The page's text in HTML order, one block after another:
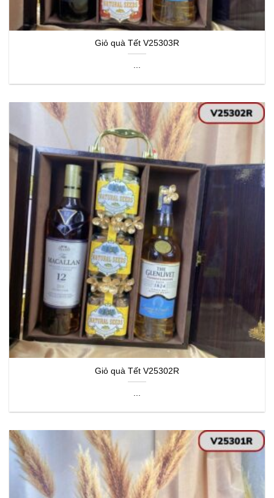
Giỏ quà Tết V25303R
...
Giỏ quà Tết V25302R